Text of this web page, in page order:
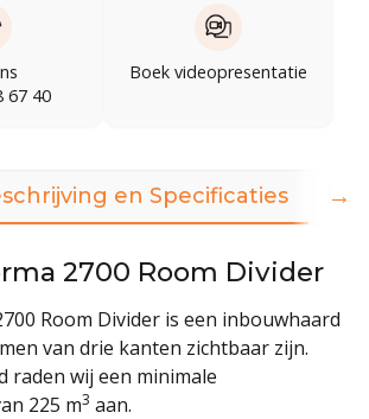
67 40
Boek videopresentatie
en Specificaties
2700 Room Divider
Room Divider is een inbouwhaard
van drie kanten zichtbaar zijn.
raden wij een minimale
225 m3 aan.
→